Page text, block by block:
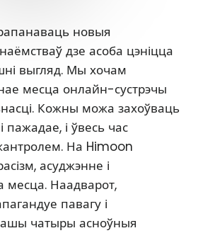
новыя
дзе асоба цэніцца
выгляд. Мы хочам
месца онлайн-сустрэчы
Кожны можа захоўваць
пажадае, і ўвесь час
На Himoon
асуджэнне і
Наадварот,
павагу і
чатыры асноўныя